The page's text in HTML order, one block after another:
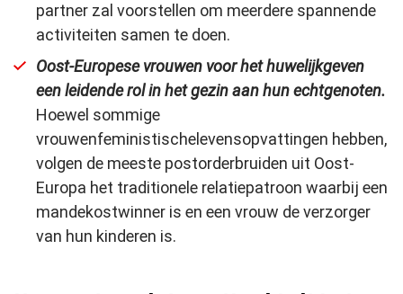
partner zal voorstellen om meerdere spannende
activiteiten samen te doen.
Oost-Europese vrouwen voor het huwelijkgeven
een leidende rol in het gezin aan hun echtgenoten.
Hoewel sommige
vrouwenfeministischelevensopvattingen hebben,
volgen de meeste postorderbruiden uit Oost-
Europa het traditionele relatiepatroon waarbij een
mandekostwinner is en een vrouw de verzorger
van hun kinderen is.